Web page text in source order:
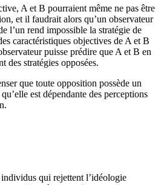
A et B pourraient même ne pas être
et il faudrait alors qu’un observateur
l’un rend impossible la stratégie de
caractéristiques objectives de A et B
puisse prédire que A et B en
des stratégies opposées.
que toute opposition possède un
est dépendante des perceptions
qui rejettent l’idéologie